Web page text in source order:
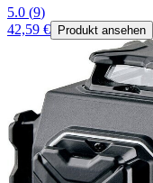
5.0 (9)
42,59 €
Produkt ansehen